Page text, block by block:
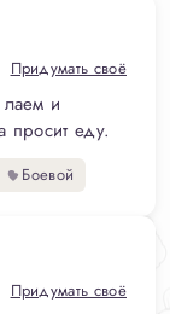
Придумать своё
и
просит еду.
Боевой
Придумать своё